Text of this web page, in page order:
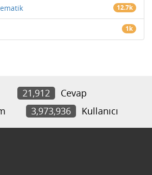
12.7k
1k
21,912
Cevap
3,973,936 Kullanıcı